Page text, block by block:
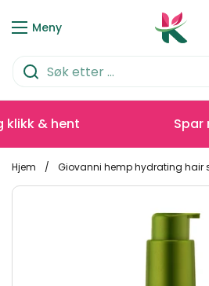
Meny
& hent Spar
Hjem / Giovanni hemp hydrating hair